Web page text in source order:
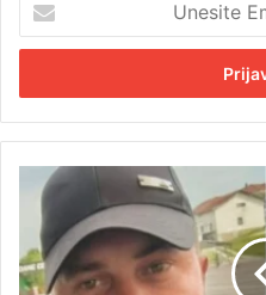
e
i
t
l
i
k